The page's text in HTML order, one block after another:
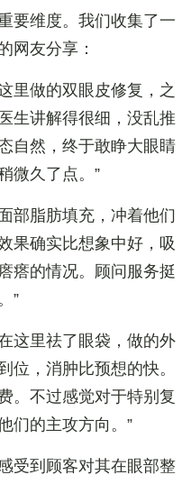
要维度。我们收集了一
网友分享：
里做的双眼皮修复，之
生讲解得很细，没乱推
自然，终于敢睁大眼睛
微久了点。”
面部脂肪填充，冲着他们
果确实比想象中好，吸
瘩的情况。顾问服务挺
”
在这里祛了眼袋，做的外
位，消肿比预想的快。
。不过感觉对于特别复
们的主攻方向。”
受到顾客对其在眼部整